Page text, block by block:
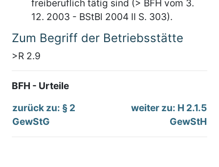
freiberuflich tätig sind (> BFH vom 3.
12. 2003 - BStBl 2004 II S. 303).
Zum Begriff der Betriebsstätte
>R 2.9
BFH - Urteile
zurück zu: § 2
GewStG
weiter zu: H 2.1.5
GewStH